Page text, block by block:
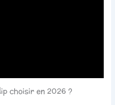
choisir en 2026 ?